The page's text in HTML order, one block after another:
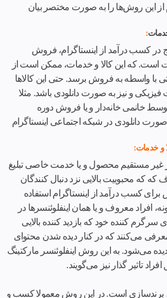
از این روش‌ها را به صورت مختصر بیان
:
در کسب درآمد از اینستاگرام، فروش
است. که این کالا و خدمات، ممکن است از
با واسطه به فروش برسد. حتی این کالاها
فیزیکی و نیز به صورت دانلودی باشد. مثلا
خانمی خانه‌دار و یا فروش دوره‌
دانلودی در شبکه اجتماعی اینستاگرام
و خدمات:
غیر مستقیم محصول و یا خدمت خاصی تبلیغ
که محبوبیت بالایی نزد دنبال کنندگان
برای کسب درآمد از اینستاگرام استفاده
افراد معروف و یا همان اینفلوئنسرها در
سرگرم کننده خود که بازدید کننده بالایی
می‌کنند که در کنار دیده شدن محتوای
دیده می‌شود. به این روش اینفلوئنسر مارکتینگ
افراد تاثیر گذار نیز می‌گویند.
برندسازی است. در این روش معمولا کسب و